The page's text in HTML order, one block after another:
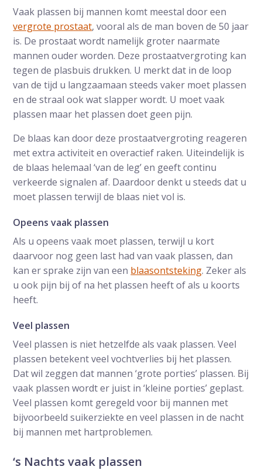
Vaak plassen bij mannen komt meestal door een
vergrote prostaat, vooral als de man boven de 50 jaar
is. De prostaat wordt namelijk groter naarmate
mannen ouder worden. Deze prostaatvergroting kan
tegen de plasbuis drukken. U merkt dat in de loop
van de tijd u langzaamaan steeds vaker moet plassen
en de straal ook wat slapper wordt. U moet vaak
plassen maar het plassen doet geen pijn.
De blaas kan door deze prostaatvergroting reageren
met extra activiteit en overactief raken. Uiteindelijk is
de blaas helemaal ‘van de leg’ en geeft continu
verkeerde signalen af. Daardoor denkt u steeds dat u
moet plassen terwijl de blaas niet vol is.
Opeens vaak plassen
Als u opeens vaak moet plassen, terwijl u kort
daarvoor nog geen last had van vaak plassen, dan
kan er sprake zijn van een blaasontsteking. Zeker als
u ook pijn bij of na het plassen heeft of als u koorts
heeft.
Veel plassen
Veel plassen is niet hetzelfde als vaak plassen. Veel
plassen betekent veel vochtverlies bij het plassen.
Dat wil zeggen dat mannen ‘grote porties’ plassen. Bij
vaak plassen wordt er juist in ‘kleine porties’ geplast.
Veel plassen komt geregeld voor bij mannen met
bijvoorbeeld suikerziekte en veel plassen in de nacht
bij mannen met hartproblemen.
‘s Nachts vaak plassen